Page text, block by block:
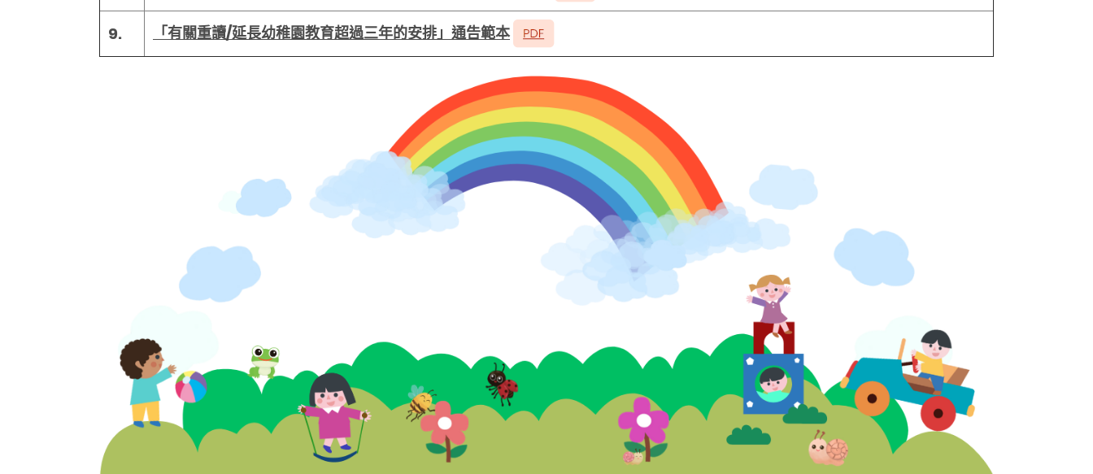
9. 「有關重讀/延長幼稚園教育超過三年的安排」通告範本